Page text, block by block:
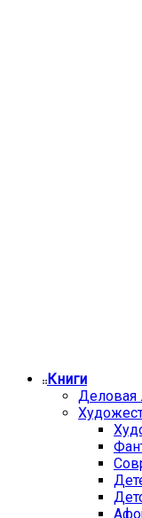
Книги
Деловая